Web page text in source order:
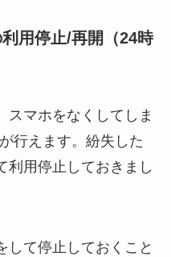
用停止/再開（24時
スマホをなくしてしま
行えます。紛失した
利用停止しておきまし
して停止しておくこと